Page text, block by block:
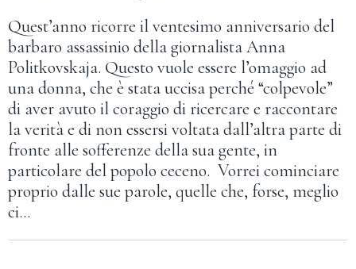
Quest’anno ricorre il ventesimo anniversario del
barbaro assassinio della giornalista Anna
Politkovskaja. Questo vuole essere l’omaggio ad
una donna, che è stata uccisa perché “colpevole”
di aver avuto il coraggio di ricercare e raccontare
la verità e di non essersi voltata dall’altra parte di
fronte alle sofferenze della sua gente, in
particolare del popolo ceceno. Vorrei cominciare
proprio dalle sue parole, quelle che, forse, meglio
ci…